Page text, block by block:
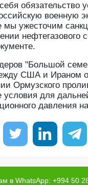
обязательство
военную
мы ужесточим
нефтегазового
"Большой
США и Ираном о
Ормузского
условия для
давления
в WhatsApp: +994 50